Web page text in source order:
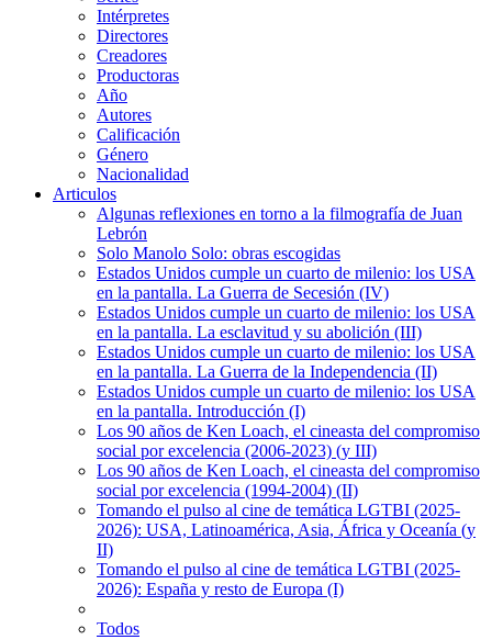
Intérpretes
Directores
Creadores
Productoras
Año
Autores
Calificación
Género
Nacionalidad
Articulos
Algunas reflexiones en torno a la filmografía de Juan
Lebrón
Solo Manolo Solo: obras escogidas
Estados Unidos cumple un cuarto de milenio: los USA
en la pantalla. La Guerra de Secesión (IV)
Estados Unidos cumple un cuarto de milenio: los USA
en la pantalla. La esclavitud y su abolición (III)
Estados Unidos cumple un cuarto de milenio: los USA
en la pantalla. La Guerra de la Independencia (II)
Estados Unidos cumple un cuarto de milenio: los USA
en la pantalla. Introducción (I)
Los 90 años de Ken Loach, el cineasta del compromiso
social por excelencia (2006-2023) (y III)
Los 90 años de Ken Loach, el cineasta del compromiso
social por excelencia (1994-2004) (II)
Tomando el pulso al cine de temática LGTBI (2025-
2026): USA, Latinoamérica, Asia, África y Oceanía (y
II)
Tomando el pulso al cine de temática LGTBI (2025-
2026): España y resto de Europa (I)
Todos